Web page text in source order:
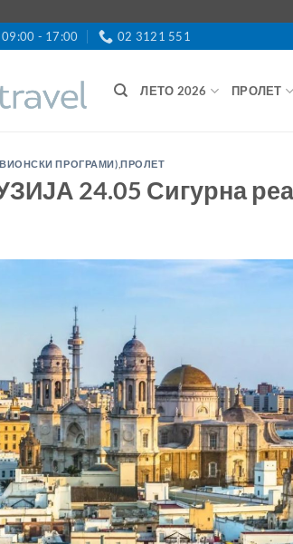
09:00 - 17:00 02 3121 551
ЛЕТО 2026 ПРОЛЕТ
ПРОГРАМИ) ,ПРОЛЕТ
24.05 Сигурна